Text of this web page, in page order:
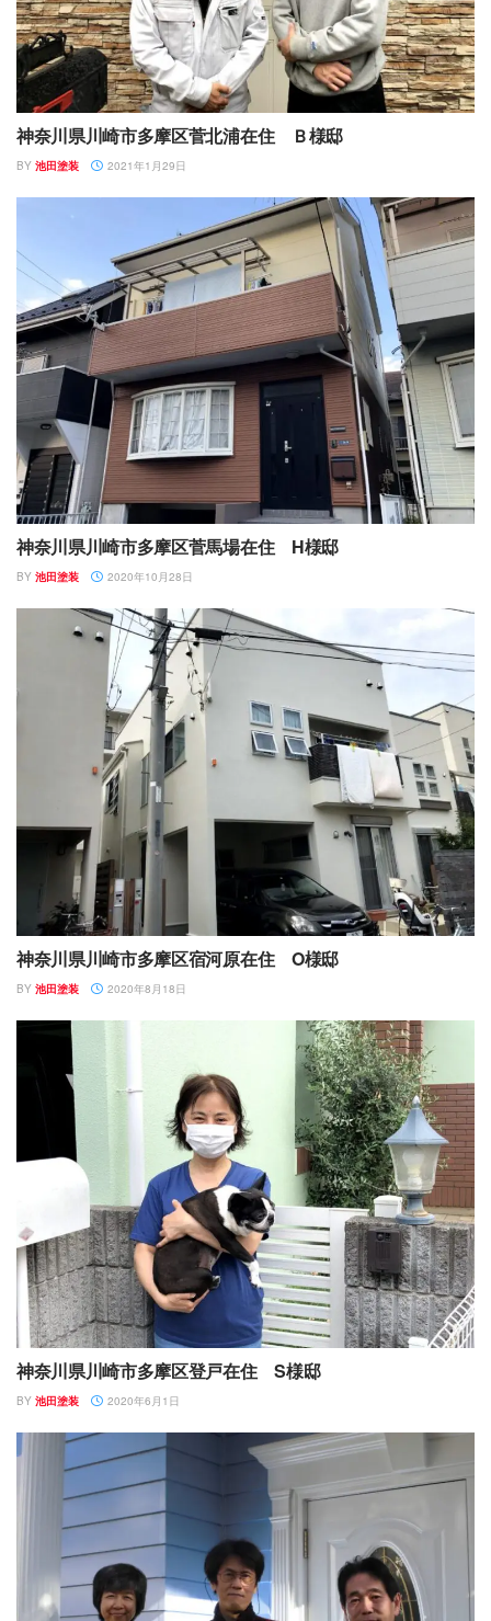
神奈川県川崎市多摩区菅北浦在住 Ｂ様邸
BY 池田塗装 2021年1月29日
神奈川県川崎市多摩区菅馬場在住 H様邸
BY 池田塗装 2020年10月28日
神奈川県川崎市多摩区宿河原在住 O様邸
BY 池田塗装 2020年8月18日
神奈川県川崎市多摩区登戸在住 S様邸
BY 池田塗装 2020年6月1日